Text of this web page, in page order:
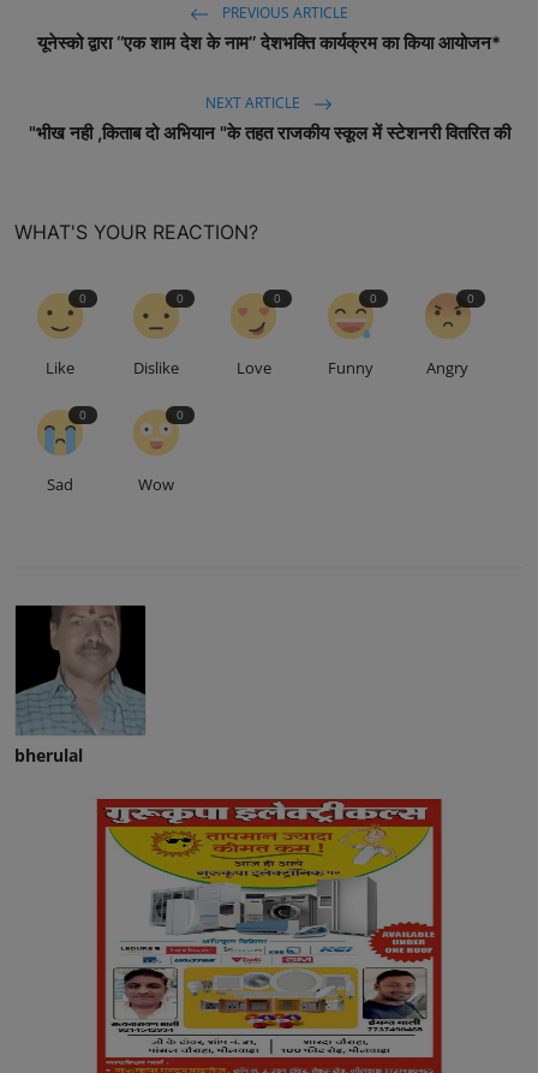
PREVIOUS ARTICLE
यूनेस्को द्वारा ‘‘एक शाम देश के नाम’’ देशभक्ति कार्यक्रम का किया आयोजन*
NEXT ARTICLE
"भीख नही ,किताब दो अभियान "के तहत राजकीय स्कूल में स्टेशनरी वितरित की
WHAT'S YOUR REACTION?
0
Like
0
Dislike
0
Love
0
Funny
0
Angry
0
Sad
0
Wow
bherulal